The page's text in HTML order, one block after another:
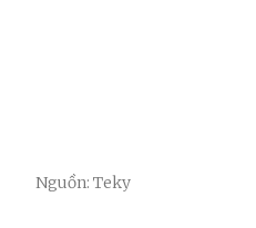
Nguồn: Teky